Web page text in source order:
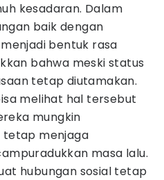
kesadaran. Dalam
baik dengan
bentuk rasa
bahwa meski status
tetap diutamakan.
melihat hal tersebut
mungkin
tetap menjaga
masa lalu.
hubungan sosial tetap